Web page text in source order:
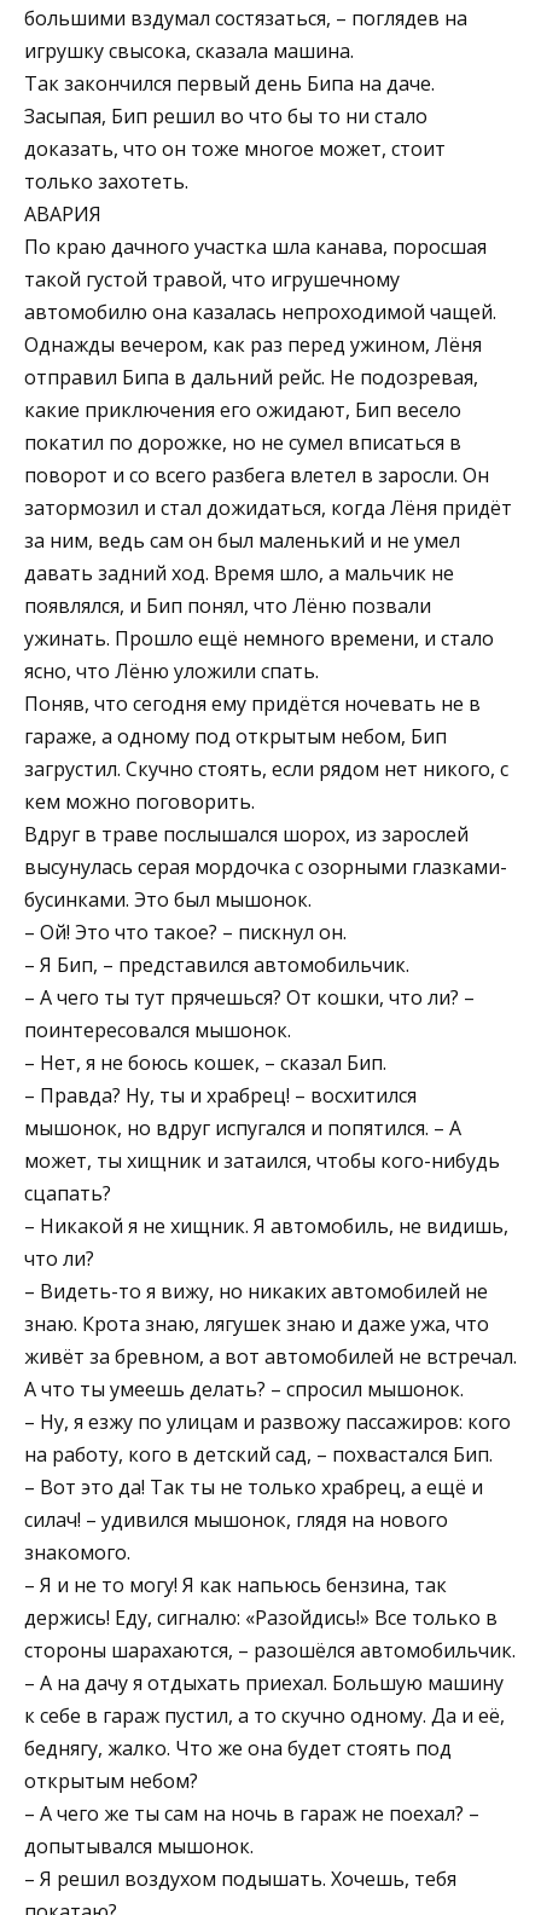
большими вздумал состязаться, – поглядев на
игрушку свысока, сказала машина.
Так закончился первый день Бипа на даче.
Засыпая, Бип решил во что бы то ни стало
доказать, что он тоже многое может, стоит
только захотеть.
АВАРИЯ
По краю дачного участка шла канава, поросшая
такой густой травой, что игрушечному
автомобилю она казалась непроходимой чащей.
Однажды вечером, как раз перед ужином, Лёня
отправил Бипа в дальний рейс. Не подозревая,
какие приключения его ожидают, Бип весело
покатил по дорожке, но не сумел вписаться в
поворот и со всего разбега влетел в заросли. Он
затормозил и стал дожидаться, когда Лёня придёт
за ним, ведь сам он был маленький и не умел
давать задний ход. Время шло, а мальчик не
появлялся, и Бип понял, что Лёню позвали
ужинать. Прошло ещё немного времени, и стало
ясно, что Лёню уложили спать.
Поняв, что сегодня ему придётся ночевать не в
гараже, а одному под открытым небом, Бип
загрустил. Скучно стоять, если рядом нет никого, с
кем можно поговорить.
Вдруг в траве послышался шорох, из зарослей
высунулась серая мордочка с озорными глазками-
бусинками. Это был мышонок.
– Ой! Это что такое? – пискнул он.
– Я Бип, – представился автомобильчик.
– А чего ты тут прячешься? От кошки, что ли? –
поинтересовался мышонок.
– Нет, я не боюсь кошек, – сказал Бип.
– Правда? Ну, ты и храбрец! – восхитился
мышонок, но вдруг испугался и попятился. – А
может, ты хищник и затаился, чтобы кого-нибудь
сцапать?
– Никакой я не хищник. Я автомобиль, не видишь,
что ли?
– Видеть-то я вижу, но никаких автомобилей не
знаю. Крота знаю, лягушек знаю и даже ужа, что
живёт за бревном, а вот автомобилей не встречал.
А что ты умеешь делать? – спросил мышонок.
– Ну, я езжу по улицам и развожу пассажиров: кого
на работу, кого в детский сад, – похвастался Бип.
– Вот это да! Так ты не только храбрец, а ещё и
силач! – удивился мышонок, глядя на нового
знакомого.
– Я и не то могу! Я как напьюсь бензина, так
держись! Еду, сигналю: «Разойдись!» Все только в
стороны шарахаются, – разошёлся автомобильчик.
– А на дачу я отдыхать приехал. Большую машину
к себе в гараж пустил, а то скучно одному. Да и её,
беднягу, жалко. Что же она будет стоять под
открытым небом?
– А чего же ты сам на ночь в гараж не поехал? –
допытывался мышонок.
– Я решил воздухом подышать. Хочешь, тебя